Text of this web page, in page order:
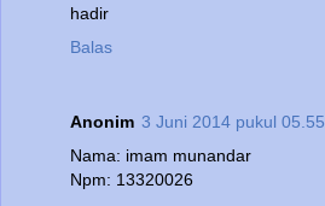
hadir
Balas
Anonim 3 Juni 2014 pukul 05.55
Nama: imam munandar
Npm: 13320026